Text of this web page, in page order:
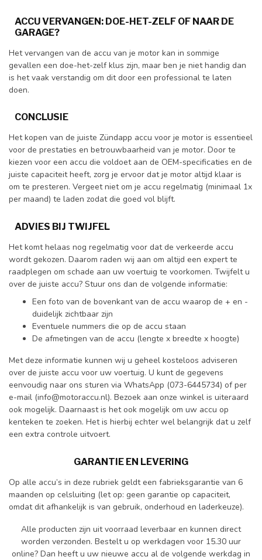
ACCU VERVANGEN: DOE-HET-ZELF OF NAAR DE
GARAGE?
Het vervangen van de accu van je motor kan in sommige
gevallen een doe-het-zelf klus zijn, maar ben je niet handig dan
is het vaak verstandig om dit door een professional te laten
doen.
CONCLUSIE
Het kopen van de juiste Zündapp accu voor je motor is essentieel
voor de prestaties en betrouwbaarheid van je motor. Door te
kiezen voor een accu die voldoet aan de OEM-specificaties en de
juiste capaciteit heeft, zorg je ervoor dat je motor altijd klaar is
om te presteren. Vergeet niet om je accu regelmatig (minimaal 1x
per maand) te laden zodat die goed vol blijft.
ADVIES BIJ TWIJFEL
Het komt helaas nog regelmatig voor dat de verkeerde accu
wordt gekozen. Daarom raden wij aan om altijd een expert te
raadplegen om schade aan uw voertuig te voorkomen. Twijfelt u
over de juiste accu? Stuur ons dan de volgende informatie:
Een foto van de bovenkant van de accu waarop de + en -
duidelijk zichtbaar zijn
Eventuele nummers die op de accu staan
De afmetingen van de accu (lengte x breedte x hoogte)
Met deze informatie kunnen wij u geheel kosteloos adviseren
over de juiste accu voor uw voertuig. U kunt de gegevens
eenvoudig naar ons sturen via WhatsApp (073-6445734) of per
e-mail (info@motoraccu.nl). Bezoek aan onze winkel is uiteraard
ook mogelijk. Daarnaast is het ook mogelijk om uw accu op
kenteken te zoeken. Het is hierbij echter wel belangrijk dat u zelf
een extra controle uitvoert.
GARANTIE EN LEVERING
Op alle accu’s in deze rubriek geldt een fabrieksgarantie van 6
maanden op celsluiting (let op: geen garantie op capaciteit,
omdat dit afhankelijk is van gebruik, onderhoud en laderkeuze).
Alle producten zijn uit voorraad leverbaar en kunnen direct
worden verzonden. Bestelt u op werkdagen voor 15.30 uur
online? Dan heeft u uw nieuwe accu al de volgende werkdag in